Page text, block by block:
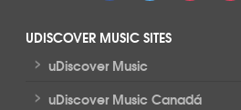
UDISCOVER MUSIC SITES
> uDiscover Music
> uDiscover Music Canadá